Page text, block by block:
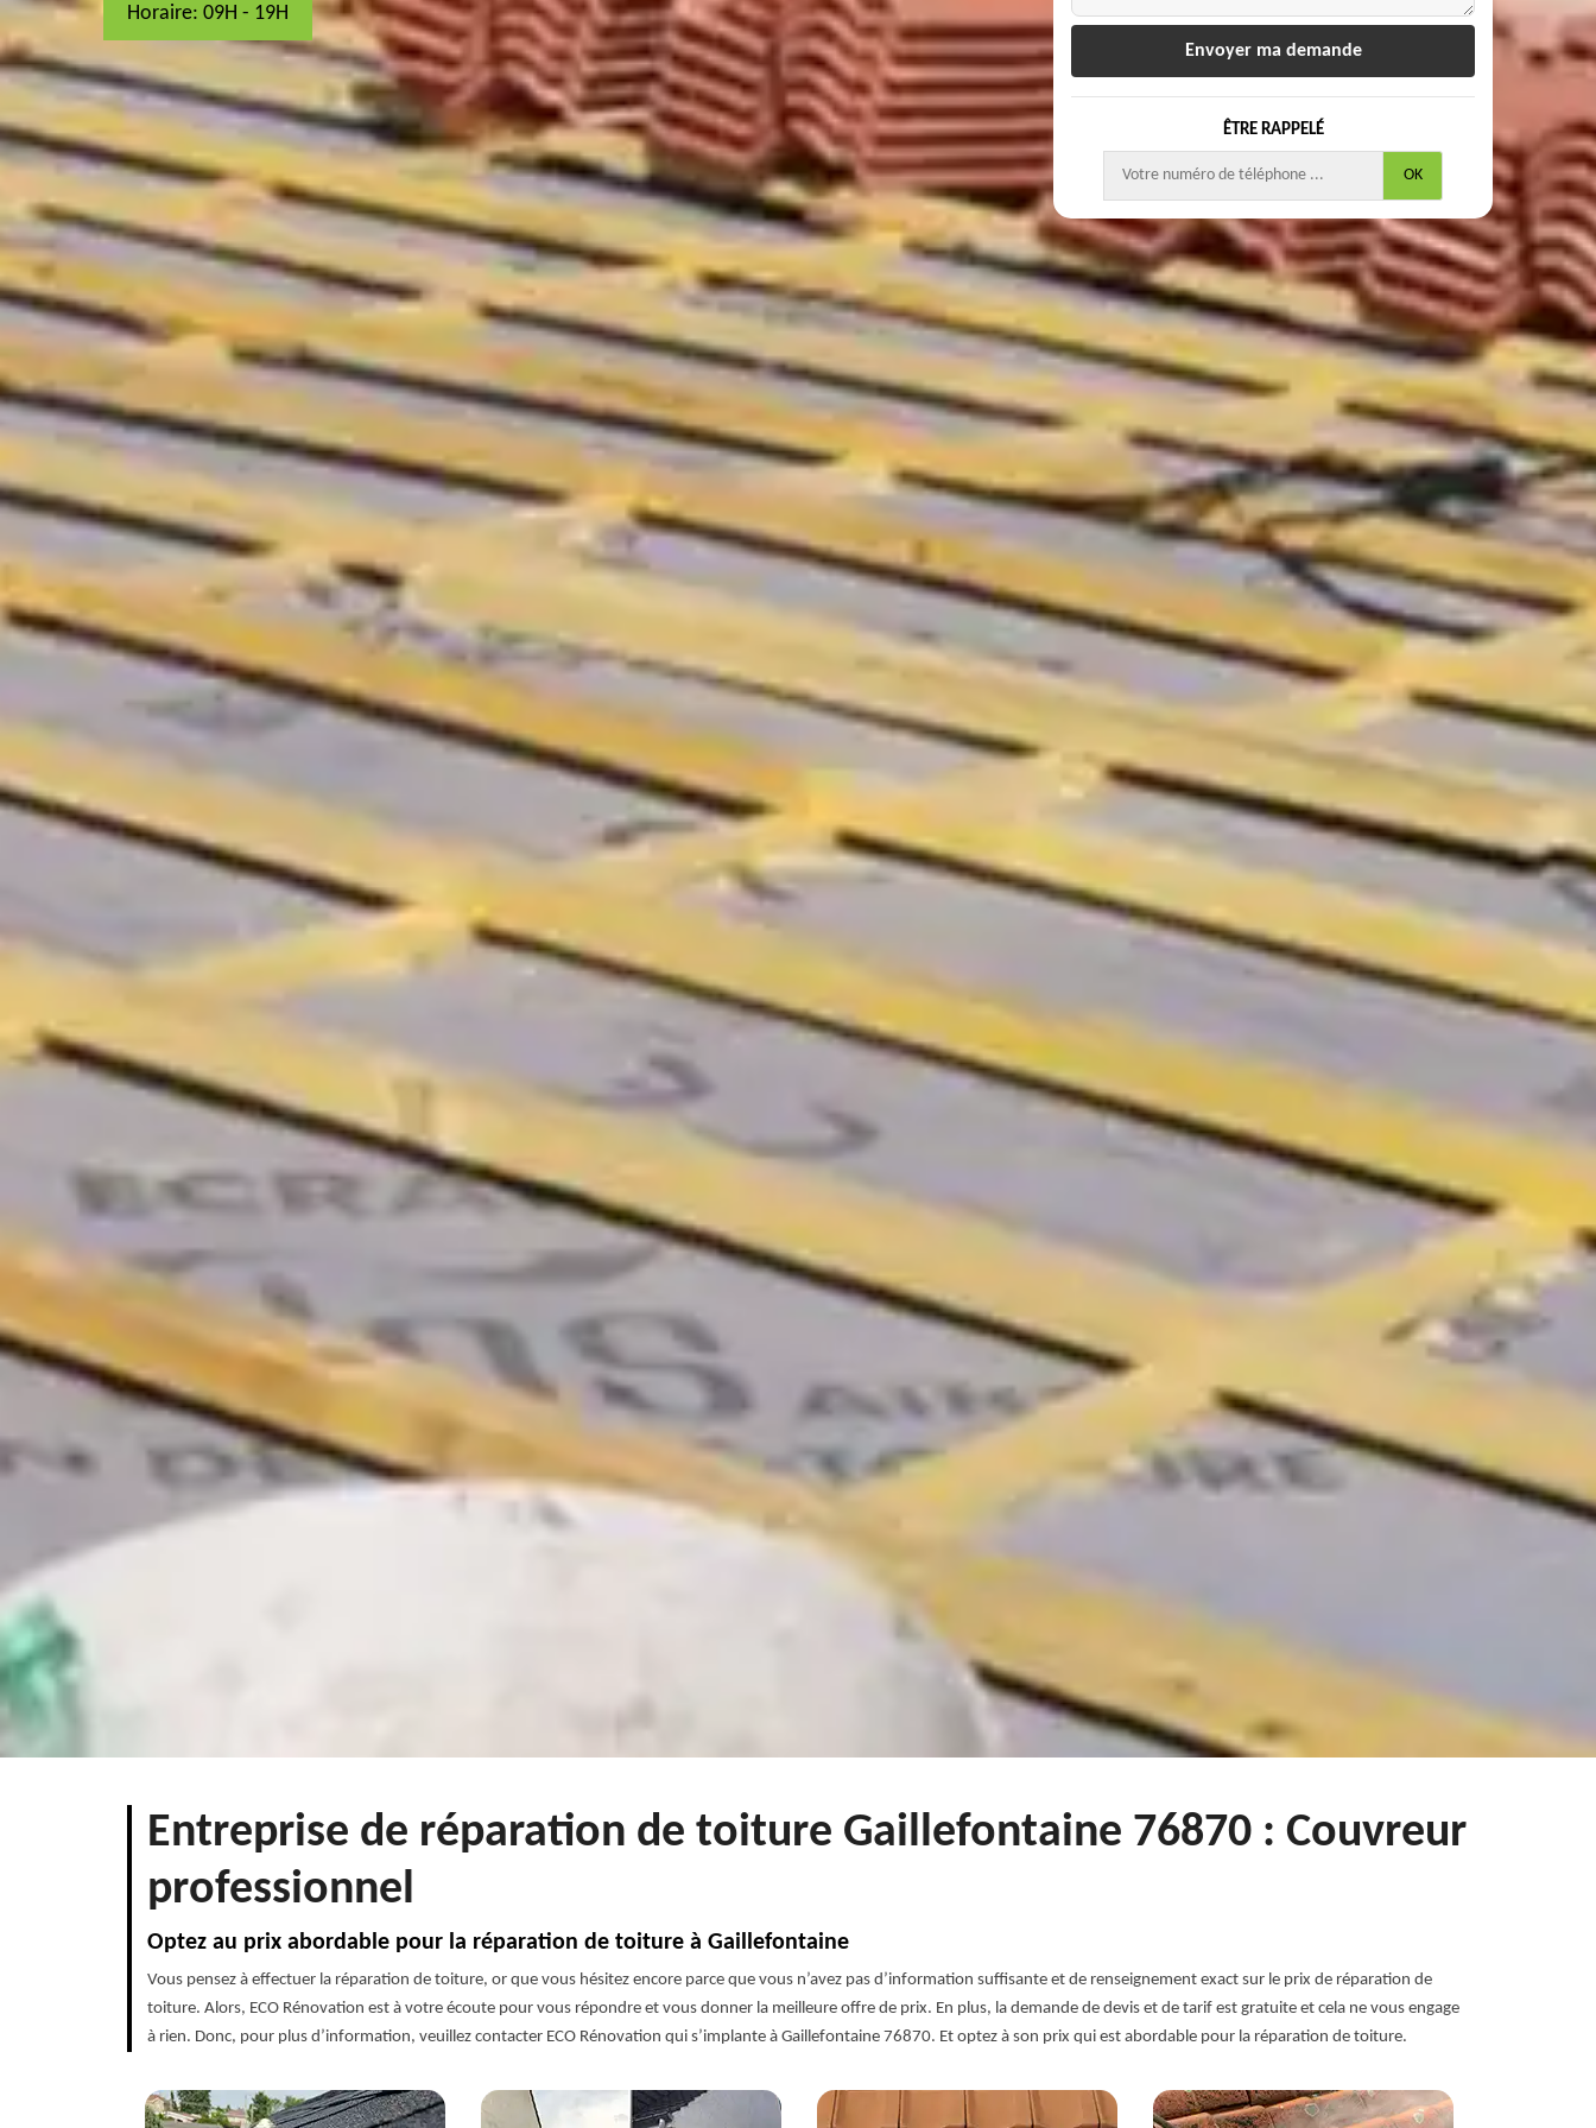
Horaire: 09H - 19H
ÊTRE RAPPELÉ
Entreprise de réparation de toiture Gaillefontaine 76870 : Couvreur
professionnel
Optez au prix abordable pour la réparation de toiture à Gaillefontaine
Vous pensez à effectuer la réparation de toiture, or que vous hésitez encore parce que vous n’avez pas d’information suffisante et de renseignement exact sur le prix de réparation de
toiture. Alors, ECO Rénovation est à votre écoute pour vous répondre et vous donner la meilleure offre de prix. En plus, la demande de devis et de tarif est gratuite et cela ne vous engage
à rien. Donc, pour plus d’information, veuillez contacter ECO Rénovation qui s’implante à Gaillefontaine 76870. Et optez à son prix qui est abordable pour la réparation de toiture.